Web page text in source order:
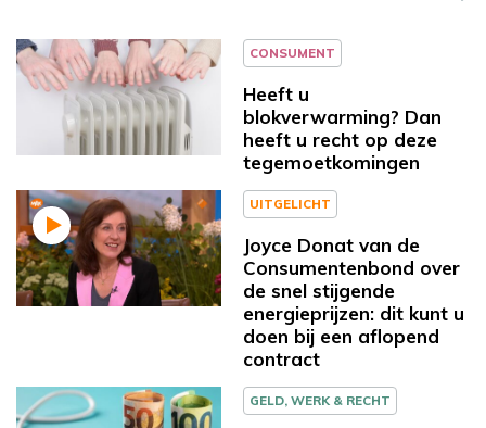
CONSUMENT
Heeft u
blokverwarming? Dan
heeft u recht op deze
tegemoetkomingen
UITGELICHT
Joyce Donat van de
Consumentenbond over
de snel stijgende
energieprijzen: dit kunt u
doen bij een aflopend
contract
GELD, WERK & RECHT